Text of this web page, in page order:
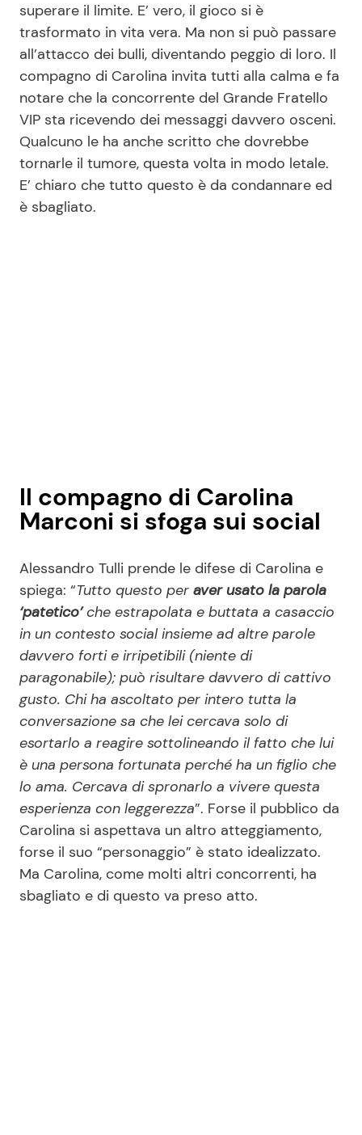
Privacy Policy
superare il limite. E’ vero, il gioco si è
trasformato in vita vera. Ma non si può passare
all’attacco dei bulli, diventando peggio di loro. Il
compagno di Carolina invita tutti alla calma e fa
notare che la concorrente del Grande Fratello
VIP sta ricevendo dei messaggi davvero osceni.
Qualcuno le ha anche scritto che dovrebbe
tornarle il tumore, questa volta in modo letale.
E’ chiaro che tutto questo è da condannare ed
è sbagliato.
Il compagno di Carolina
Marconi si sfoga sui social
Alessandro Tulli prende le difese di Carolina e
spiega: “Tutto questo per aver usato la parola
‘patetico’che estrapolata e buttata a casaccio
in un contesto social insieme ad altre parole
davvero forti e irripetibili (niente di
paragonabile); può risultare davvero di cattivo
gusto. Chi ha ascoltato per intero tutta la
conversazione sa che lei cercava solo di
esortarlo a reagire sottolineando il fatto che lui
è una persona fortunata perché ha un figlio che
lo ama. Cercava di spronarlo a vivere questa
esperienza con leggerezza”. Forse il pubblico da
Carolina si aspettava un altro atteggiamento,
forse il suo “personaggio” è stato idealizzato.
Ma Carolina, come molti altri concorrenti, ha
sbagliato e di questo va preso atto.